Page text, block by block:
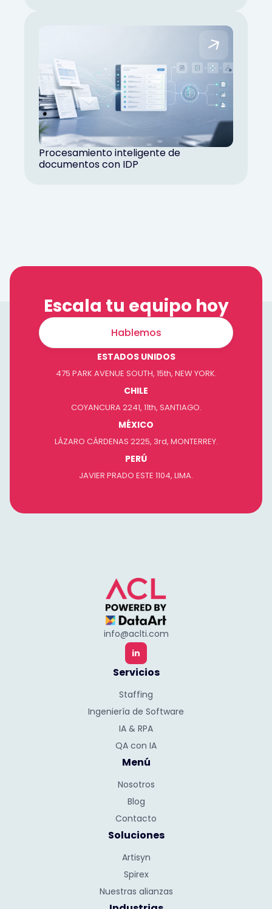
Procesamiento inteligente de
documentos con IDP
Escala tu equipo hoy
Hablemos
ESTADOS UNIDOS
475 PARK AVENUE SOUTH, 15th, NEW YORK.
CHILE
COYANCURA 2241, 11th, SANTIAGO.
MÉXICO
LÁZARO CÁRDENAS 2225, 3rd, MONTERREY.
PERÚ
JAVIER PRADO ESTE 1104, LIMA.
info@aclti.com
in
Servicios
Staffing
Ingeniería de Software
IA & RPA
QA con IA
Menú
Nosotros
Blog
Contacto
Soluciones
Artisyn
Spirex
Nuestras alianzas